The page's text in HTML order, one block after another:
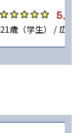
5.0
21歳（学生） / 広島